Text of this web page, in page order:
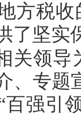
方税
了坚实
关领导
、专题
百强引